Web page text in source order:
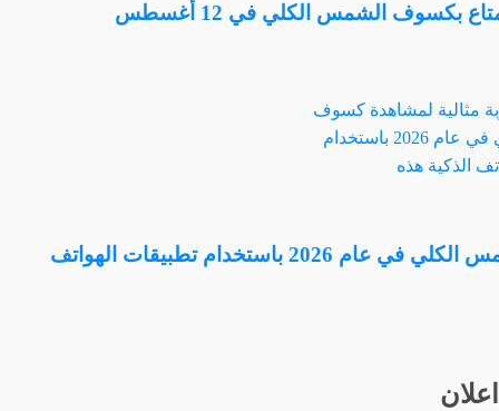
بكسوف الشمس الكلي في 12 أغسطس
خطط لتجربة مثالية لمشاهدة كسوف الشمس الكلي في عام 2026 باستخدام تطبيقات الهواتف
اعلان